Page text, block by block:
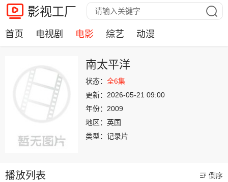
影视工厂
首页 电视剧 电影 综艺 动漫
南太平洋
状态： 全6集
更新： 2026-05-21 09:00
年份： 2009
地区： 英国
类型： 记录片
播放列表 倒序